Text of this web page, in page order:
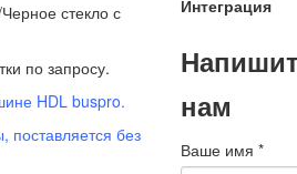
стекло с
по запросу.
HDL buspro.
без
Интеграция
нам
Ваше имя*